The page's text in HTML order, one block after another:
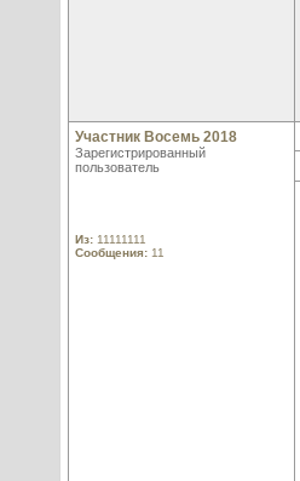
Участник Восемь 2018
Зарегистрированный
пользователь
Из: 11111111
Сообщения: 11